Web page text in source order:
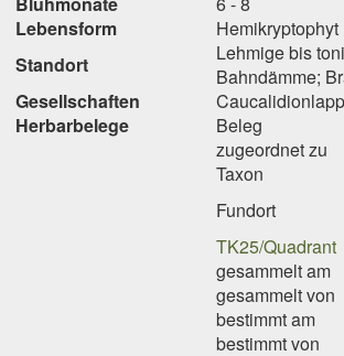
Lebensform
Standort
Lehmige bis
Bahndämme;
Gesellschaften
Herbarbelege
Beleg
zugeordnet zu
Taxon
Fundort
TK25/Quadrant
gesammelt am
gesammelt von
bestimmt am
bestimmt von